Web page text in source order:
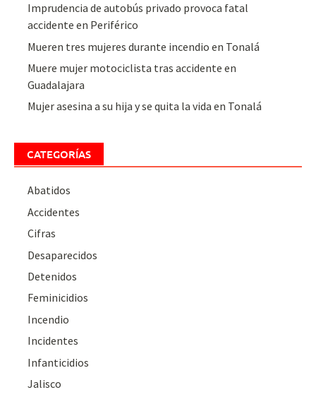
Imprudencia de autobús privado provoca fatal
accidente en Periférico
Mueren tres mujeres durante incendio en Tonalá
Muere mujer motociclista tras accidente en
Guadalajara
Mujer asesina a su hija y se quita la vida en Tonalá
CATEGORÍAS
Abatidos
Accidentes
Cifras
Desaparecidos
Detenidos
Feminicidios
Incendio
Incidentes
Infanticidios
Jalisco